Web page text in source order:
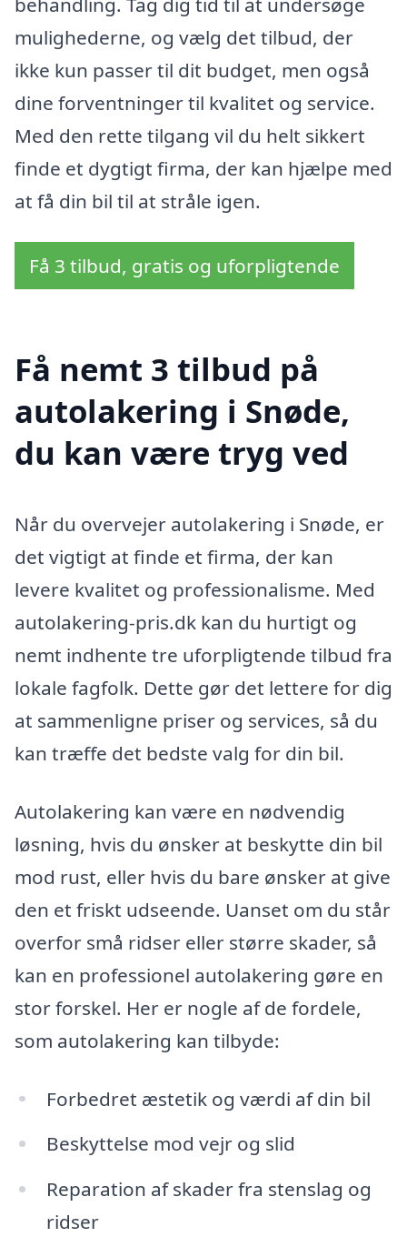
mulighederne, og vælg det tilbud, der
ikke kun passer til dit budget, men også
dine forventninger til kvalitet og service.
Med den rette tilgang vil du helt sikkert
finde et dygtigt firma, der kan hjælpe med
at få din bil til at stråle igen.
Få 3 tilbud, gratis og uforpligtende
Få nemt 3 tilbud på
autolakering i Snøde,
du kan være tryg ved
Når du overvejer autolakering i Snøde, er
det vigtigt at finde et firma, der kan
levere kvalitet og professionalisme. Med
autolakering-pris.dk kan du hurtigt og
nemt indhente tre uforpligtende tilbud fra
lokale fagfolk. Dette gør det lettere for dig
at sammenligne priser og services, så du
kan træffe det bedste valg for din bil.
Autolakering kan være en nødvendig
løsning, hvis du ønsker at beskytte din bil
mod rust, eller hvis du bare ønsker at give
den et friskt udseende. Uanset om du står
overfor små ridser eller større skader, så
kan en professionel autolakering gøre en
stor forskel. Her er nogle af de fordele,
som autolakering kan tilbyde:
Forbedret æstetik og værdi af din bil
Beskyttelse mod vejr og slid
Reparation af skader fra stenslag og
ridser